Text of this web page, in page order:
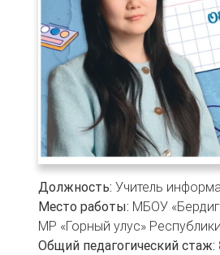
Должность: Учитель
Место работы: МБОУ
МР «Горный улус»
Общий педагогический стаж: